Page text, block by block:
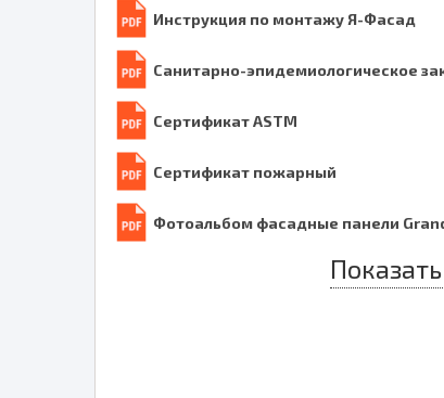
Инструкция по монтажу Я-Фасад
Санитарно-эпидемиологическое
Сертификат ASTM
Сертификат пожарный
Фотоальбом фасадные панели